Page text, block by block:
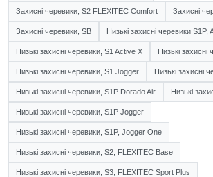
Захисні черевики, S2 FLEXITEC Comfort Захисні
Захисні черевики, SB Низькі захисні черевики S1P,
Низькі захисні черевики, S1 Active X Низькі
Низькі захисні черевики, S1 Jogger Низькі захисні
Низькі захисні черевики, S1P Dorado Air Низькі
Низькі захисні черевики, S1P Jogger
Низькі захисні черевики, S1P, Jogger One
Низькі захисні черевики, S2, FLEXITEC Base
Низькі захисні черевики, S3, FLEXITEC Sport Plus